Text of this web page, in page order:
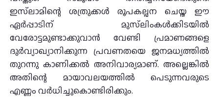
ഇസ്‌ലാമിന്റെ ശത്രുക്കള്‍ രൂപകല്പന ചെയ്ത ഈ
ഏര്‍പ്പാടിന് മുസ്‌ലിംകള്‍ക്കിടയില്‍
വേരോട്ടമുണ്ടാക്കുവാന്‍ വേണ്ടി പ്രമാണങ്ങളെ
ദുര്‍വ്യാഖ്യാനിക്കുന്ന പ്രവണതയെ ജനമധ്യത്തില്‍
തുറന്നു കാണിക്കല്‍ അനിവാര്യമാണ്. അല്ലെങ്കില്‍
അതിന്റെ മായാവലയത്തില്‍ പെടുന്നവരുടെ
എണ്ണം വര്‍ധിച്ചുകൊണ്ടിരിക്കും.